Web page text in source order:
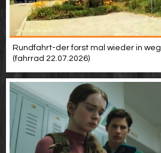
Rundfahrt-der forst mal wieder in weg
(fahrrad 22.07.2026)